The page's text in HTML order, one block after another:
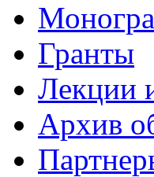
Гранты
Лекции
Архив